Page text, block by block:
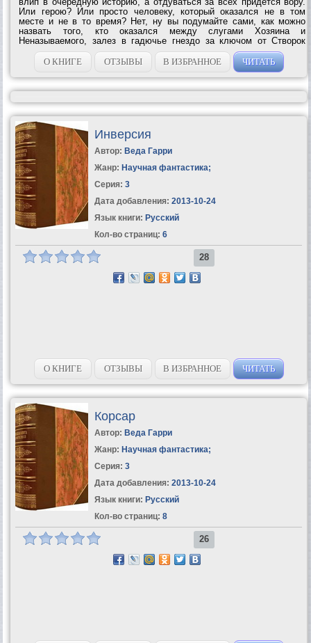
Или герою? Или просто человеку, который оказался не в том
месте и не в то время? Нет, ну вы подумайте сами, как можно
назвать того, кто оказался между слугами Хозяина и
Неназываемого, залез в гадючье гнездо за ключом от Створок
эльфийских могильников, пересек Иселину, Пограничное
королевство и добрался до лесов...
О КНИГЕ ОТЗЫВЫ В ИЗБРАННОЕ ЧИТАТЬ
Инверсия
Автор: Веда Гарри
Жанр: Научная фантастика;
Серия: 3
Дата добавления: 2013-10-24
Язык книги: Русский
Кол-во страниц: 6
28
О КНИГЕ ОТЗЫВЫ В ИЗБРАННОЕ ЧИТАТЬ
Корсар
Автор: Веда Гарри
Жанр: Научная фантастика;
Серия: 3
Дата добавления: 2013-10-24
Язык книги: Русский
Кол-во страниц: 8
26